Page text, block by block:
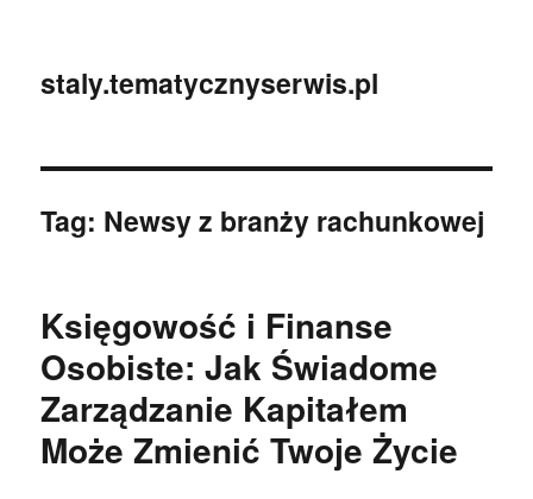
staly.tematycznyserwis.pl
Tag: Newsy z branży rachunkowej
Księgowość i Finanse
Osobiste: Jak Świadome
Zarządzanie Kapitałem
Może Zmienić Twoje Życie